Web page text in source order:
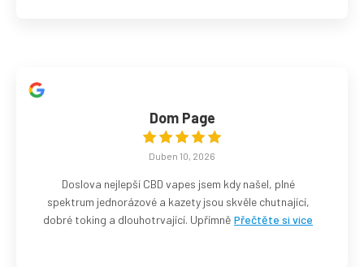
Dom Page
Duben 10, 2026
Doslova nejlepší CBD vapes jsem kdy našel, plné
spektrum jednorázové a kazety jsou skvěle chutnající,
dobré toking a dlouhotrvající. Upřímně Přečtěte si více